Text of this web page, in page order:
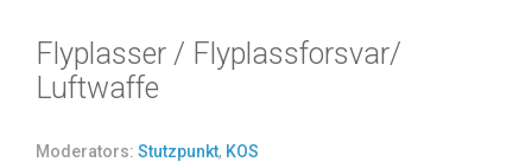
Flyplasser / Flyplassforsvar/
Luftwaffe
Moderators: Stutzpunkt, KOS